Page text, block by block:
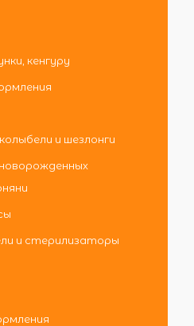
кенгуру
и шезлонги
и стерилизаторы